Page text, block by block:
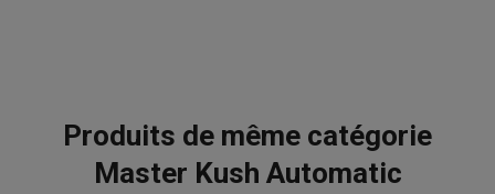
Produits de même catégorie
Master Kush Automatic